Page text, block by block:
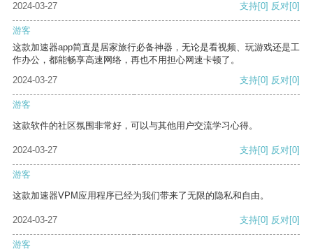
2024-03-27
支持[0] 反对[0]
游客
这款加速器app简直是居家旅行必备神器，无论是看视频、玩游戏还是工
作办公，都能畅享高速网络，再也不用担心网速卡顿了。
2024-03-27
支持[0] 反对[0]
游客
这款软件的社区氛围非常好，可以与其他用户交流学习心得。
2024-03-27 支持[0] 反对[0]
游客
这款加速器VPM应用程序已经为我们带来了无限的隐私和自由。
2024-03-27 支持[0] 反对[0]
游客